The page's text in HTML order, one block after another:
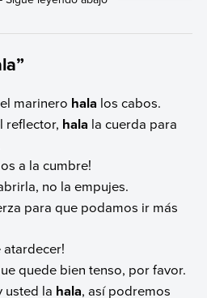
marinero hala los cabos.
reflector, hala la cuerda para
a la cumbre!
no la empujes.
para que podamos ir más
quede bien tenso, por favor.
usted la hala, así podremos